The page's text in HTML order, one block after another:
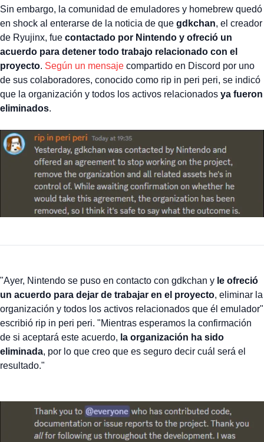
Sin embargo, la comunidad de emuladores y homebrew quedó
en shock al enterarse de la noticia de que gdkchan, el creador
de Ryujinx, fue contactado por Nintendo y ofreció un
acuerdo para detener todo trabajo relacionado con el
proyecto. Según un mensaje compartido en Discord por uno
de sus colaboradores, conocido como rip in peri peri, se indicó
que la organización y todos los activos relacionados ya fueron
eliminados.
"Ayer, Nintendo se puso en contacto con gdkchan y le ofreció
un acuerdo para dejar de trabajar en el proyecto, eliminar la
organización y todos los activos relacionados que él emulador"
escribió rip in peri peri. "Mientras esperamos la confirmación
de si aceptará este acuerdo, la organización ha sido
eliminada, por lo que creo que es seguro decir cuál será el
resultado."